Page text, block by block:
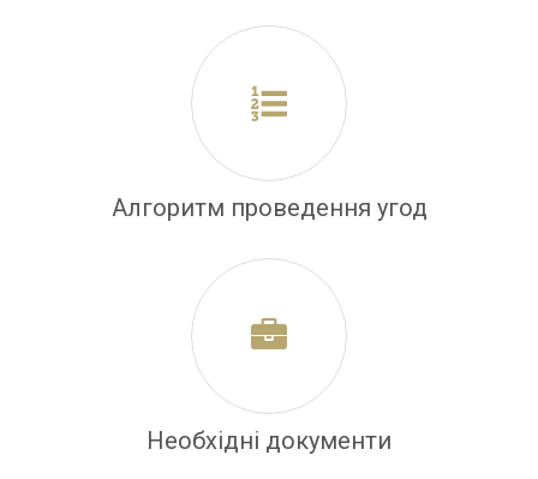
Алгоритм проведення угод
Необхідні документи